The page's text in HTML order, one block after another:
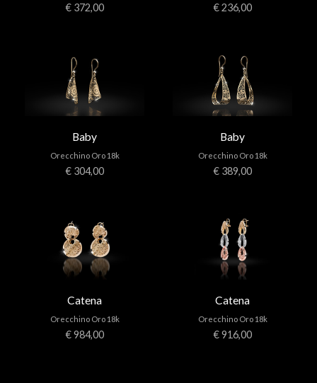
€ 372,00 € 236,00
Baby
Orecchino Oro 18k
€ 304,00
Baby
Orecchino Oro 18k
€ 389,00
Catena
Orecchino Oro 18k
€ 984,00
Catena
Orecchino Oro 18k
€ 916,00